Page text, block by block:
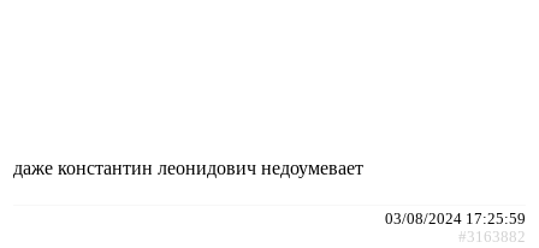
даже константин леонидович недоумевает
03/08/2024 17:25:59
#3163882